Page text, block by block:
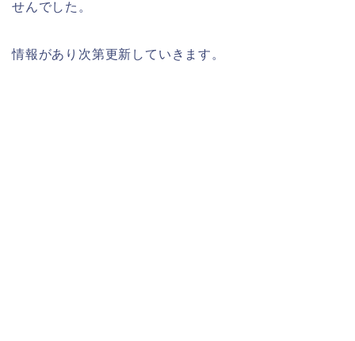
せんでした。
情報があり次第更新していきます。